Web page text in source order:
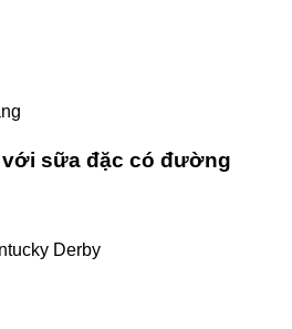
sữa đặc có đường
Derby